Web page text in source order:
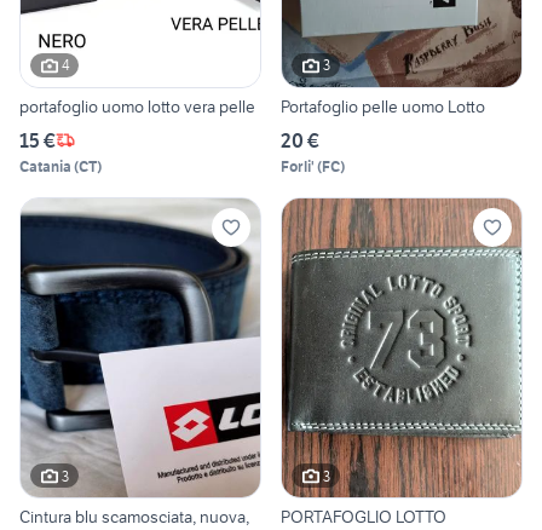
4
portafoglio uomo lotto vera pelle
15 €
Catania (CT)
3
Portafoglio pelle uomo Lotto
20 €
Forli' (FC)
3
Cintura blu scamosciata, nuova,
3
PORTAFOGLIO LOTTO